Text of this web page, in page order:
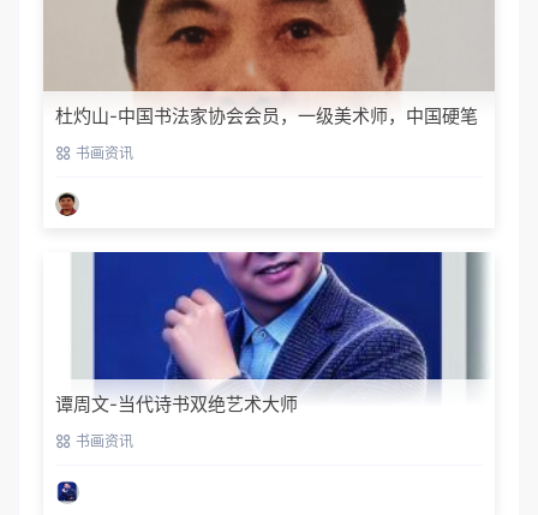
杜灼山-中国书法家协会会员，一级美术师，中国硬笔
书法家协会会员
书画资讯
谭周文-当代诗书双绝艺术大师
书画资讯